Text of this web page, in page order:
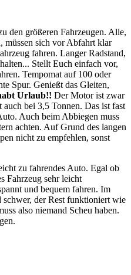
den größeren Fahrzeugen. Alle,
müssen sich vor Abfahrt klar
fahren. Langer Radstand,
Stellt Euch einfach vor,
Tempomat auf 100 oder
Spur. Genießt das Gleiten,
Urlaub!! Der Motor ist zwar
bei 3,5 Tonnen. Das ist fast
Auch beim Abbiegen muss
achten. Auf Grund des langen
nicht zu empfehlen, sonst
zu fahrendes Auto. Egal ob
Fahrzeug sehr leicht
und bequem fahren. Im
der Rest funktioniert wie
also niemand Scheu haben.